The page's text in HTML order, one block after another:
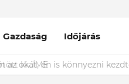
Gazdaság Időjárás
ki...ÍME